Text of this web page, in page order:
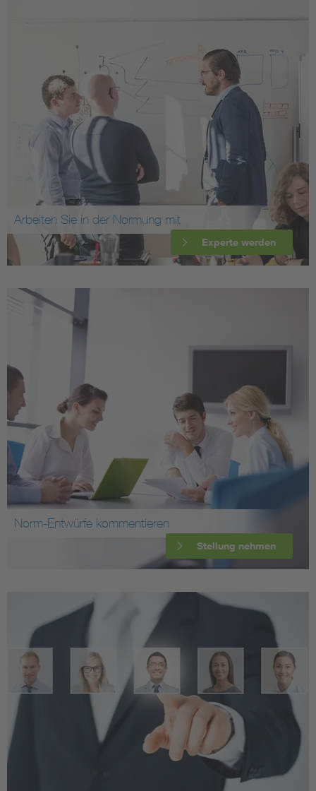
Arbeiten Sie in der Normung mit
Experte werden
Norm-Entwürfe kommentieren
Stellung nehmen